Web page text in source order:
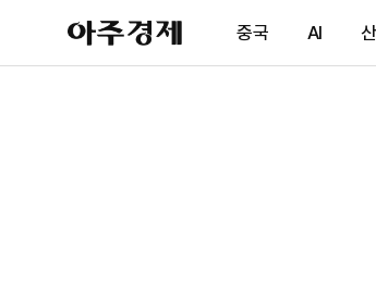
아
주
제
중국 AI